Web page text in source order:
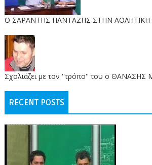
O ΣΑΡΑΝΤΗΣ ΠΑΝΤΑΖΗΣ ΣΤΗΝ
Σχολιάζει με τον ''τρόπο'' του ο ΘΑΝΑΣΗΣ
RECENT POSTS